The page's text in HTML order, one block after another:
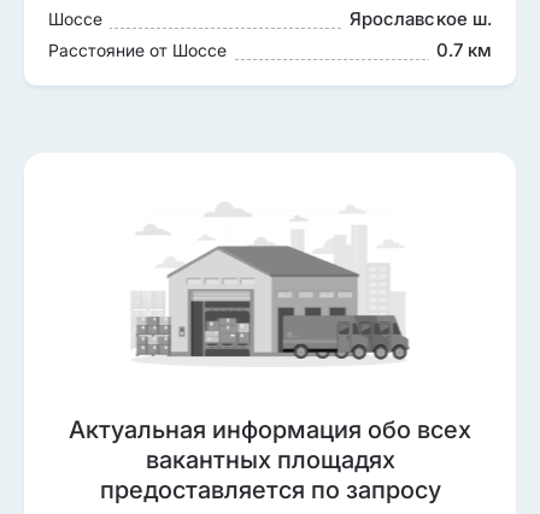
Шоссе Ярославское ш.
Расстояние от Шоссе 0.7 км
Актуальная информация обо всех
вакантных площадях
предоставляется по запросу